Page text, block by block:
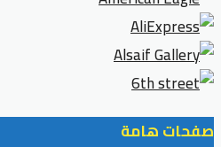
صفحات هامة